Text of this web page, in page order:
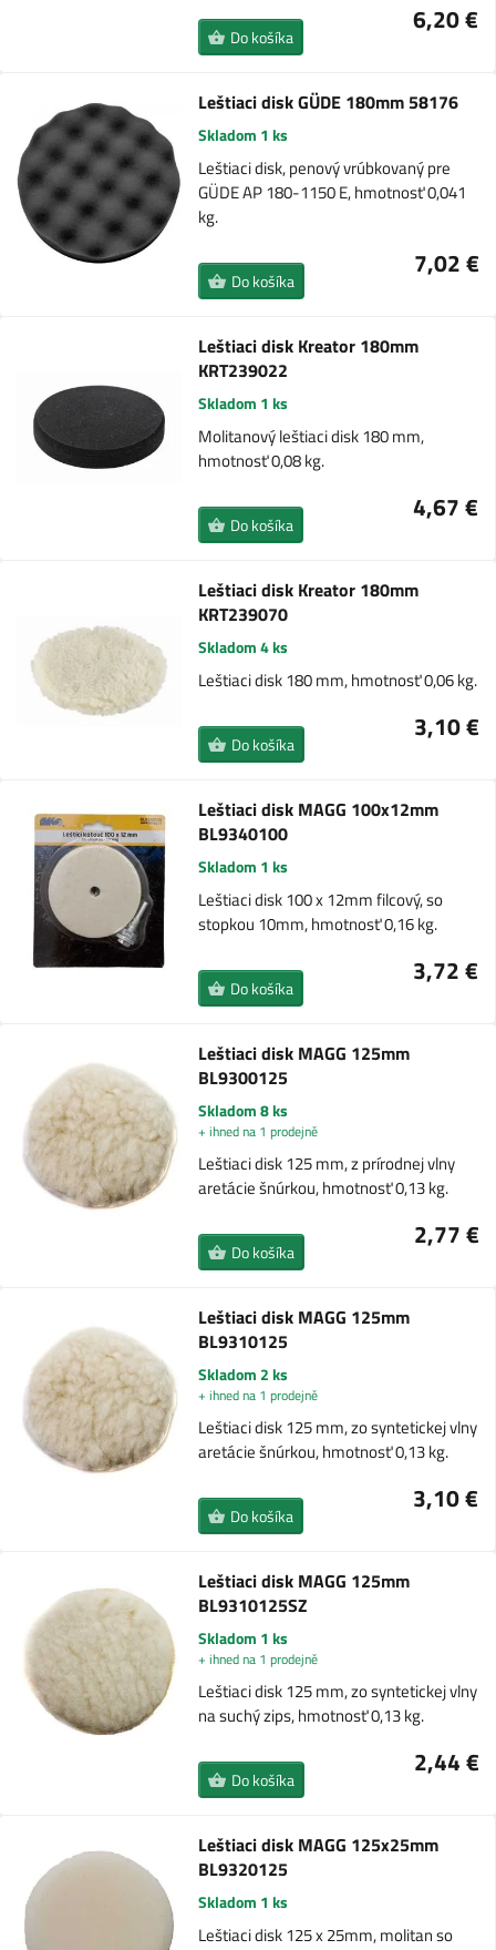
6,20 €
Do košíka
Leštiaci disk GÜDE 180mm 58176
Skladom 1 ks
Leštiaci disk, penový vrúbkovaný pre
GÜDE AP 180-1150 E, hmotnosť 0,041
kg.
7,02 €
Do košíka
Leštiaci disk Kreator 180mm
KRT239022
Skladom 1 ks
Molitanový leštiaci disk 180 mm,
hmotnosť 0,08 kg.
4,67 €
Do košíka
Leštiaci disk Kreator 180mm
KRT239070
Skladom 4 ks
Leštiaci disk 180 mm, hmotnosť 0,06 kg.
3,10 €
Do košíka
Leštiaci disk MAGG 100x12mm
BL9340100
Skladom 1 ks
Leštiaci disk 100 x 12mm filcový, so
stopkou 10mm, hmotnosť 0,16 kg.
3,72 €
Do košíka
Leštiaci disk MAGG 125mm
BL9300125
Skladom 8 ks
+ ihned na 1 prodejně
Leštiaci disk 125 mm, z prírodnej vlny
aretácie šnúrkou, hmotnosť 0,13 kg.
2,77 €
Do košíka
Leštiaci disk MAGG 125mm
BL9310125
Skladom 2 ks
+ ihned na 1 prodejně
Leštiaci disk 125 mm, zo syntetickej vlny
aretácie šnúrkou, hmotnosť 0,13 kg.
3,10 €
Do košíka
Leštiaci disk MAGG 125mm
BL9310125SZ
Skladom 1 ks
+ ihned na 1 prodejně
Leštiaci disk 125 mm, zo syntetickej vlny
na suchý zips, hmotnosť 0,13 kg.
2,44 €
Do košíka
Leštiaci disk MAGG 125x25mm
BL9320125
Skladom 1 ks
Leštiaci disk 125 x 25mm, molitan so